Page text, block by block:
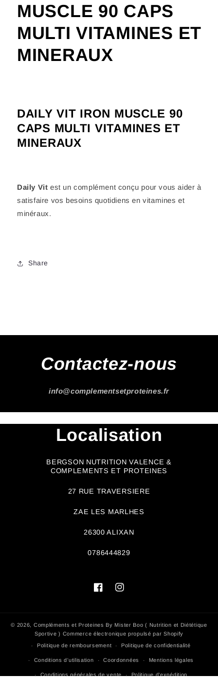
MUSCLE 90 CAPS
MULTI VITAMINES ET
MINERAUX
DAILY VIT IRON MUSCLE 90
CAPS MULTI VITAMINES ET
MINERAUX
Daily Vit est un complément conçu pour vous aider à
satisfaire vos besoins quotidiens en vitamines et
minéraux.
Share
Contactez-nous
info@complementsetproteines.fr
Localisation
BERGSON NUTRITION VALENCE &
COMPLEMENTS ET PROTEINES
27 RUE TRAVERSIERE
ZAE LES MARLHES
26300 ALIXAN
0786444829
FacebookInstagram
© 2026, Compléments et Proteines By Mister Boo ( Nutrition et Diététique
Sportive ) Commerce électronique propulsé par Shopify
Politique de remboursement
Politique de confidentialité
Conditions d’utilisation Coordonnées Mentions légales
Conditions générales de vente Politique d’expédition